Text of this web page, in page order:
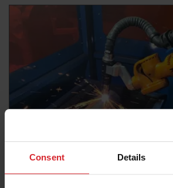
Consent Details
Artigo
O corte a plasma robótico em um